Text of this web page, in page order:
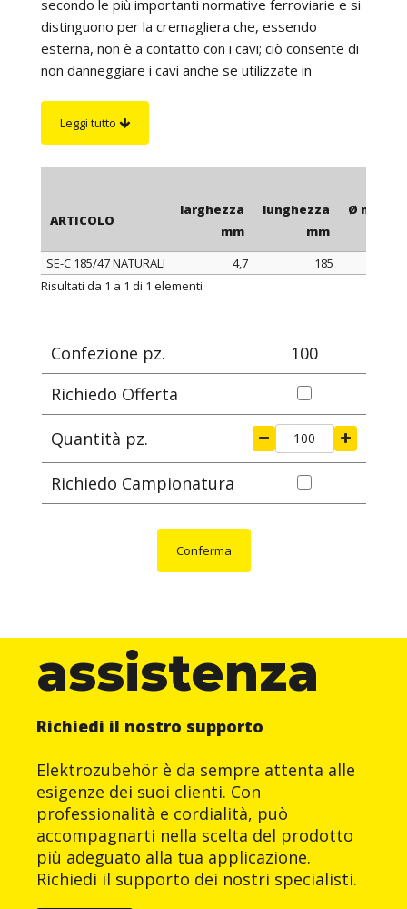
secondo le più importanti normative ferroviarie e si
distinguono per la cremagliera che, essendo
esterna, non è a contatto con i cavi; ciò consente di
non danneggiare i cavi anche se utilizzate in
intendersi comprensiva della testa della fascetta.
Su richiesta
Leggi tutto
ARTICOLO
larghezza
mm
lunghezza
mm
Ø max di
ARTICOLO
larghezza
SE-C 185/47 NATURALI 4,7
185
Risultati da 1 a 1 di 1 elementi
Confezione pz.
100
Richiedo Offerta
Quantità pz.
Richiedo Campionatura
Conferma
assistenza
Richiedi il nostro supporto
Elektrozubehör è da sempre attenta alle
esigenze dei suoi clienti. Con
professionalità e cordialità, può
accompagnarti nella scelta del prodotto
più adeguato alla tua applicazione.
Richiedi il supporto dei nostri specialisti.